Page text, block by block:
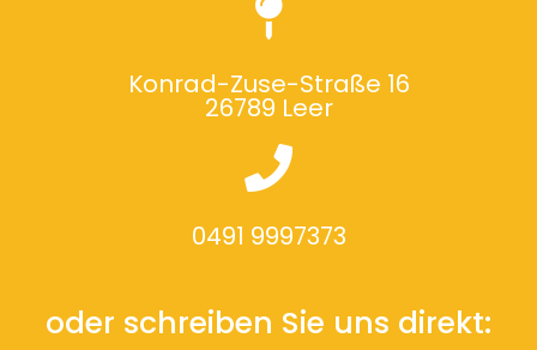
Konrad-Zuse-Straße 16
26789 Leer
0491 9997373
oder schreiben Sie uns direkt: